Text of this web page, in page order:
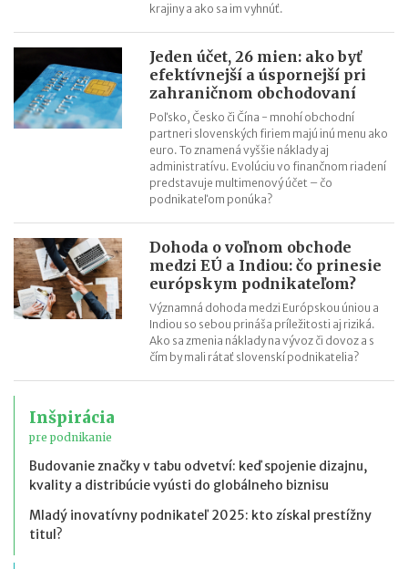
krajiny a ako sa im vyhnúť.
Jeden účet, 26 mien: ako byť
efektívnejší a úspornejší pri
zahraničnom obchodovaní
Poľsko, Česko či Čína - mnohí obchodní
partneri slovenských firiem majú inú menu ako
euro. To znamená vyššie náklady aj
administratívu. Evolúciu vo finančnom riadení
predstavuje multimenový účet – čo
podnikateľom ponúka?
Dohoda o voľnom obchode
medzi EÚ a Indiou: čo prinesie
európskym podnikateľom?
Významná dohoda medzi Európskou úniou a
Indiou so sebou prináša príležitosti aj riziká.
Ako sa zmenia náklady na vývoz či dovoz a s
čím by mali rátať slovenskí podnikatelia?
Inšpirácia
pre podnikanie
Budovanie značky v tabu odvetví: keď spojenie dizajnu,
kvality a distribúcie vyústi do globálneho biznisu
Mladý inovatívny podnikateľ 2025: kto získal prestížny
titul?